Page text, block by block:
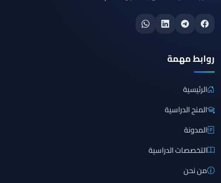
روابط مهمة
الرئيسية
المنح الدراسية
المدونة
التخصصات الدراسية
من نحن